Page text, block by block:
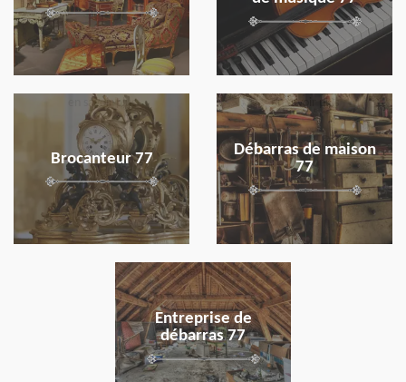
Brocanteur 77
en savoir plus
Débarras de maison
77
en savoir plus
Entreprise de
débarras 77
en savoir plus